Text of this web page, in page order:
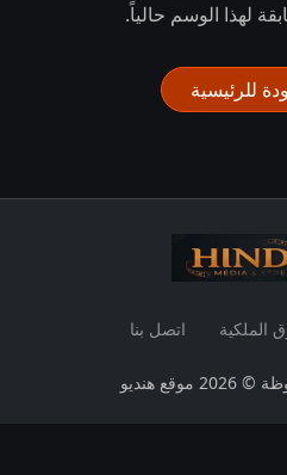
لهذا الوسم حالياً.
للرئيسية
الملكية اتصل بنا
هنديو